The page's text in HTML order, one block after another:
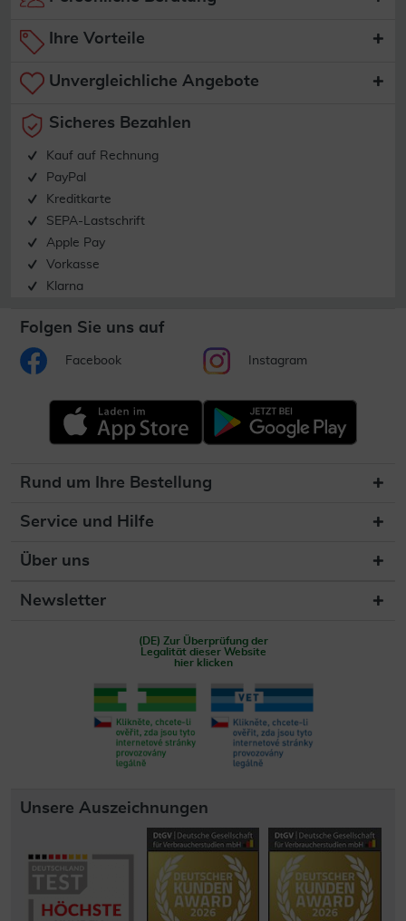
Ihre Vorteile
Unvergleichliche Angebote
Sicheres Bezahlen
Kauf auf Rechnung
PayPal
Kreditkarte
SEPA-Lastschrift
Apple Pay
Vorkasse
Klarna
Folgen Sie uns auf
Facebook Instagram
Rund um Ihre Bestellung
Service und Hilfe
Über uns
Newsletter
(DE) Zur Überprüfung der
Legalität dieser Website
hier klicken
Unsere Auszeichnungen